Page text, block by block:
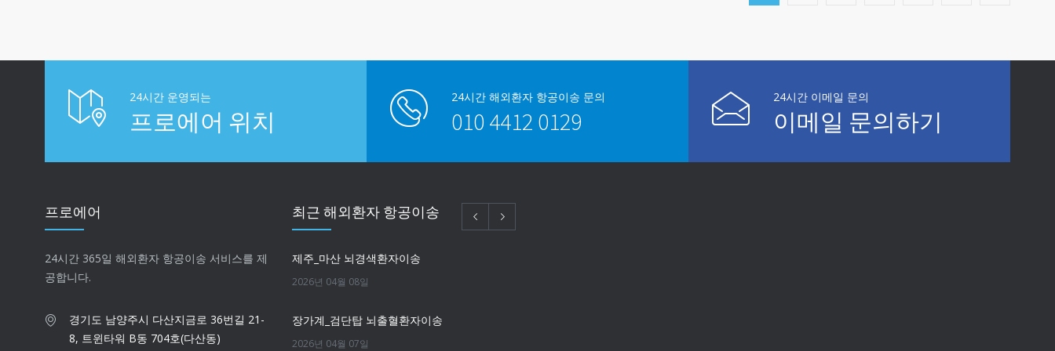
24시간 운영되는
프로에어 위치
24시간 해외환자 항공이송 문의
010 4412 0129
24시간 이메일 문의
이메일 문의하기
프로에어
24시간 365일 해외환자 항공이송 서비스를 제
공합니다.
경기도 남양주시 다산지금로 36번길 21-
8, 트윈타워 B동 704호(다산동)
최근 해외환자 항공이송
제주_마산 뇌경색환자이송
2026년 04월 08일
장가계_검단탑 뇌출혈환자이송
2026년 04월 07일